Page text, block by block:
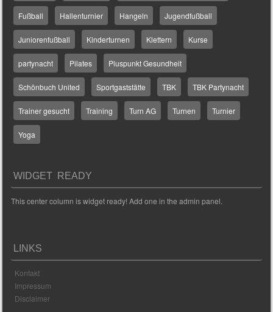
Fußball Hallenturnier Hangeln Jugendfußball
Juniorenfußball Kinderturnen Klettern Kurse
partynacht Pilates Pluspunkt Gesundheit
Schönbuch United Sportgaststätte TBK TBK Partynacht
Trainer gesucht Training Turn AG Turnen Turnier
Yoga
WIDGET READY
This center column is widget ready! Add one in the admin panel.
LINKS
Kontakt
Impressum
Disclaimer